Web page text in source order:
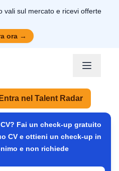
vali sul mercato e ricevi offerte
ora →
Entra nel Talent Radar
Fai un check-up gratuito
CV e ottieni un check-up in
e non richiede